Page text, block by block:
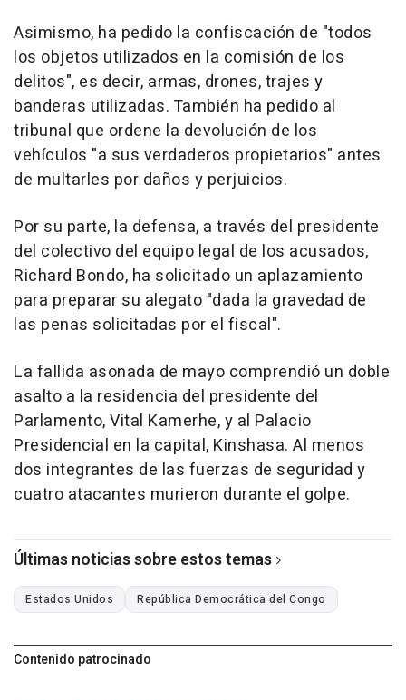
Asimismo, ha pedido la confiscación de "todos
los objetos utilizados en la comisión de los
delitos", es decir, armas, drones, trajes y
banderas utilizadas. También ha pedido al
tribunal que ordene la devolución de los
vehículos "a sus verdaderos propietarios" antes
de multarles por daños y perjuicios.
Por su parte, la defensa, a través del presidente
del colectivo del equipo legal de los acusados,
Richard Bondo, ha solicitado un aplazamiento
para preparar su alegato "dada la gravedad de
las penas solicitadas por el fiscal".
La fallida asonada de mayo comprendió un doble
asalto a la residencia del presidente del
Parlamento, Vital Kamerhe, y al Palacio
Presidencial en la capital, Kinshasa. Al menos
dos integrantes de las fuerzas de seguridad y
cuatro atacantes murieron durante el golpe.
Últimas noticias sobre estos temas
Estados Unidos República Democrática del Congo
Contenido patrocinado